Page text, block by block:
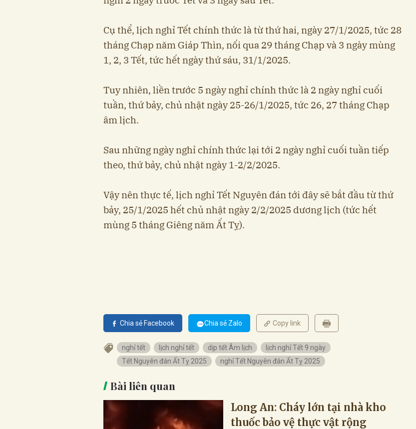
Cụ thể, lịch nghỉ Tết chính thức là từ thứ hai, ngày 27/1/2025, tức 28
tháng Chạp năm Giáp Thìn, nối qua 29 tháng Chạp và 3 ngày mùng
1, 2, 3 Tết, tức hết ngày thứ sáu, 31/1/2025.
Tuy nhiên, liền trước 5 ngày nghỉ chính thức là 2 ngày nghỉ cuối
tuần, thứ bảy, chủ nhật ngày 25-26/1/2025, tức 26, 27 tháng Chạp
âm lịch.
Sau những ngày nghỉ chính thức lại tới 2 ngày nghỉ cuối tuần tiếp
theo, thứ bảy, chủ nhật ngày 1-2/2/2025.
Vậy nên thực tế, lịch nghỉ Tết Nguyên đán tới đây sẽ bắt đầu từ thứ
bảy, 25/1/2025 hết chủ nhật ngày 2/2/2025 dương lịch (tức hết
mùng 5 tháng Giêng năm Ất Tỵ).
Chia sẻ Facebook Chia sẻ Zalo Copy link
nghỉ tết lịch nghỉ tết dịp tết Âm lịch
lịch nghỉ Tết 9 ngày
Tết Nguyên đán Ất Tỵ 2025
nghỉ Tết Nguyên đán Ất Tỵ 2025
Bài liên quan
Long An: Cháy lớn tại nhà kho
thuốc bảo vệ thực vật rộng